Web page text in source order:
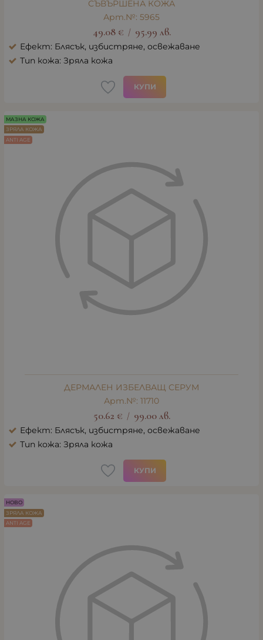
СЪВЪРШЕНА КОЖА
Арт.№: 5965
49.08 € / 95.99 лв.
Ефект: Блясък, избистряне, освежаване
Тип кожа: Зряла кожа
КУПИ
ДЕРМАЛЕН ИЗБЕЛВАЩ СЕРУМ
Арт.№: 11710
50.62 € / 99.00 лв.
Ефект: Блясък, избистряне, освежаване
Тип кожа: Зряла кожа
КУПИ
МАЗНА КОЖА
ЗРЯЛА КОЖА
ANTI AGE
НОВО
ЗРЯЛА КОЖА
ANTI AGE